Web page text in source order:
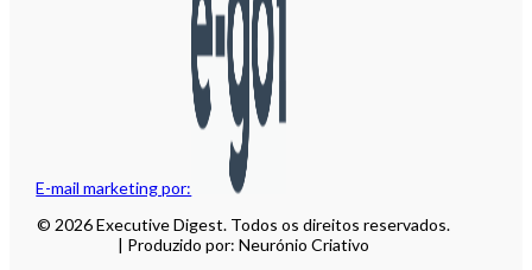
E-mail marketing por:
© 2026 Executive Digest. Todos os direitos reservados.
| Produzido por: Neurónio Criativo